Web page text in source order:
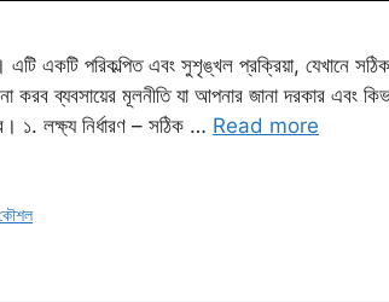
এটি একটি পরিকল্পিত এবং সুশৃঙ্খল প্রক্রিয়া, যেখানে
ব্যবসায়ের মূলনীতি যা আপনার জানা দরকার এবং
১. লক্ষ্য নির্ধারণ – সঠিক … Read more